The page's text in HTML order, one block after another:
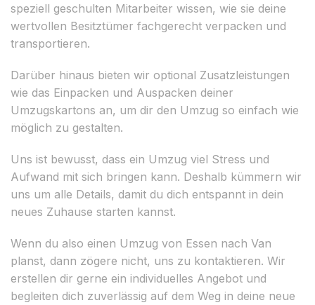
speziell geschulten Mitarbeiter wissen, wie sie deine
wertvollen Besitztümer fachgerecht verpacken und
transportieren.
Darüber hinaus bieten wir optional Zusatzleistungen
wie das Einpacken und Auspacken deiner
Umzugskartons an, um dir den Umzug so einfach wie
möglich zu gestalten.
Uns ist bewusst, dass ein Umzug viel Stress und
Aufwand mit sich bringen kann. Deshalb kümmern wir
uns um alle Details, damit du dich entspannt in dein
neues Zuhause starten kannst.
Wenn du also einen Umzug von Essen nach Van
planst, dann zögere nicht, uns zu kontaktieren. Wir
erstellen dir gerne ein individuelles Angebot und
begleiten dich zuverlässig auf dem Weg in deine neue